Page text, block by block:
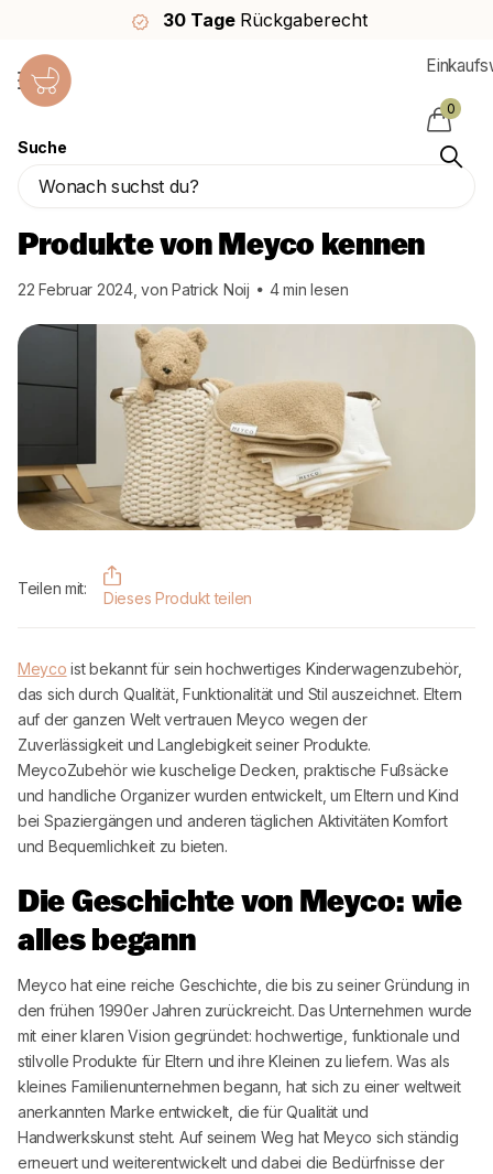
30 Tage Rückgaberecht
Suche
0
Homepage
Produkte von Meyco kennen
22 Februar 2024, von Patrick Noij 4 min lesen
Teilen mit:
Dieses Produkt teilen
Meyco ist bekannt für sein hochwertiges Kinderwagenzubehör,
das sich durch Qualität, Funktionalität und Stil auszeichnet. Eltern
auf der ganzen Welt vertrauen Meyco wegen der
Zuverlässigkeit und Langlebigkeit seiner Produkte.
MeycoZubehör wie kuschelige Decken, praktische Fußsäcke
und handliche Organizer wurden entwickelt, um Eltern und Kind
bei Spaziergängen und anderen täglichen Aktivitäten Komfort
und Bequemlichkeit zu bieten.
Die Geschichte von Meyco: wie
alles begann
Meyco hat eine reiche Geschichte, die bis zu seiner Gründung in
den frühen 1990er Jahren zurückreicht. Das Unternehmen wurde
mit einer klaren Vision gegründet: hochwertige, funktionale und
stilvolle Produkte für Eltern und ihre Kleinen zu liefern. Was als
kleines Familienunternehmen begann, hat sich zu einer weltweit
anerkannten Marke entwickelt, die für Qualität und
Handwerkskunst steht. Auf seinem Weg hat Meyco sich ständig
erneuert und weiterentwickelt und dabei die Bedürfnisse der